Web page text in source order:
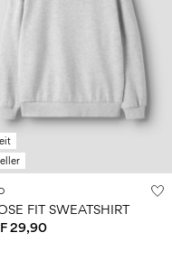
FIT SWEATSHIRT
29,90